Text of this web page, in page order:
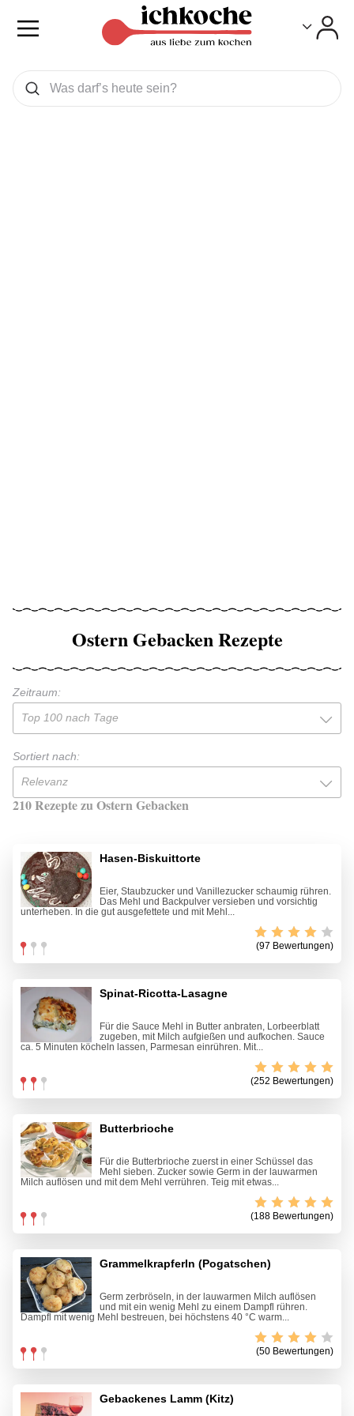
Was wollen Sie suchen
Suchen
Ostern Gebacken Rezepte
Zeitraum:
Top 100 nach Tage
Sortiert nach:
Relevanz
210 Rezepte zu Ostern Gebacken
Hasen-Biskuittorte
Eier, Staubzucker und Vanillezucker schaumig rühren.
Das Mehl und Backpulver versieben und vorsichtig
unterheben. In die gut ausgefettete und mit Mehl...
(97 Bewertungen)
Spinat-Ricotta-Lasagne
Für die Sauce Mehl in Butter anbraten, Lorbeerblatt
zugeben, mit Milch aufgießen und aufkochen. Sauce
ca. 5 Minuten köcheln lassen, Parmesan einrühren. Mit...
(252 Bewertungen)
Butterbrioche
Für die Butterbrioche zuerst in einer Schüssel das
Mehl sieben. Zucker sowie Germ in der lauwarmen
Milch auflösen und mit dem Mehl verrühren. Teig mit etwas...
(188 Bewertungen)
Grammelkrapferln (Pogatschen)
Germ zerbröseln, in der lauwarmen Milch auflösen
und mit ein wenig Mehl zu einem Dampfl rühren.
Dampfl mit wenig Mehl bestreuen, bei höchstens 40 °C warm...
(50 Bewertungen)
Gebackenes Lamm (Kitz)